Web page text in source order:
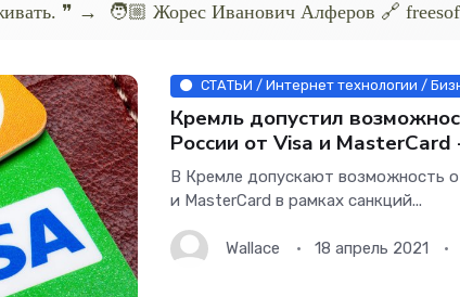
❞ → 🧑🏼 Жорес Иванович Алферов 🔗
СТАТЬИ / Интернет технологии /
Кремль допустил
России от Visa и MasterCard
В Кремле допускают возможность
и MasterCard в рамках санкций...
Wallace 18 апрель 2021